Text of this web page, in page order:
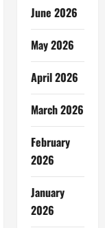
June 2026
May 2026
April 2026
March 2026
February
2026
January
2026